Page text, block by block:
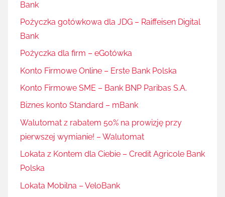
Bank
Pożyczka gotówkowa dla JDG – Raiffeisen Digital
Bank
Pożyczka dla firm – eGotówka
Konto Firmowe Online – Erste Bank Polska
Konto Firmowe SME – Bank BNP Paribas S.A.
Biznes konto Standard – mBank
Walutomat z rabatem 50% na prowizję przy
pierwszej wymianie! – Walutomat
Lokata z Kontem dla Ciebie – Credit Agricole Bank
Polska
Lokata Mobilna – VeloBank